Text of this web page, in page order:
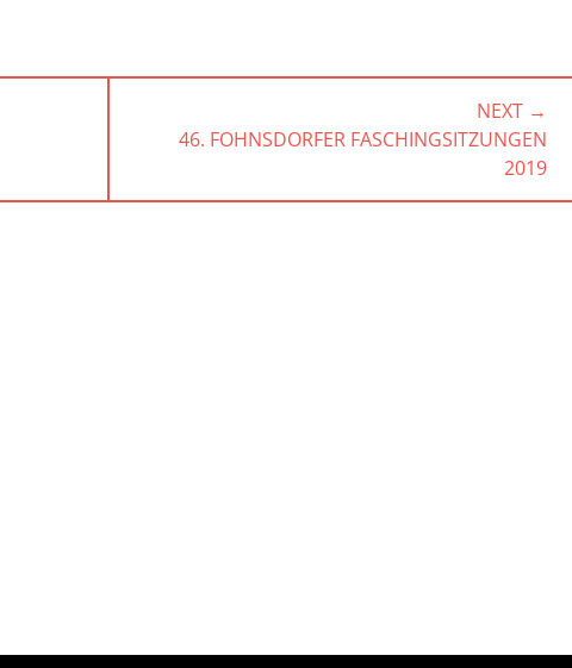
NEXT →
NEXT46. FOHNSDORFER FASCHINGSITZUNGEN
2019